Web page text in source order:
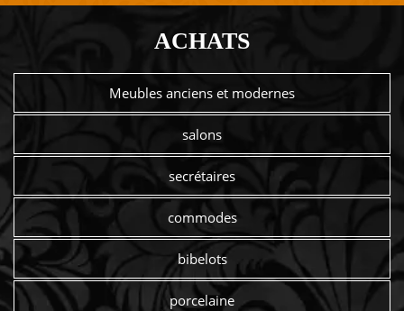
ACHATS
Meubles anciens et modernes
salons
secrétaires
commodes
bibelots
porcelaine